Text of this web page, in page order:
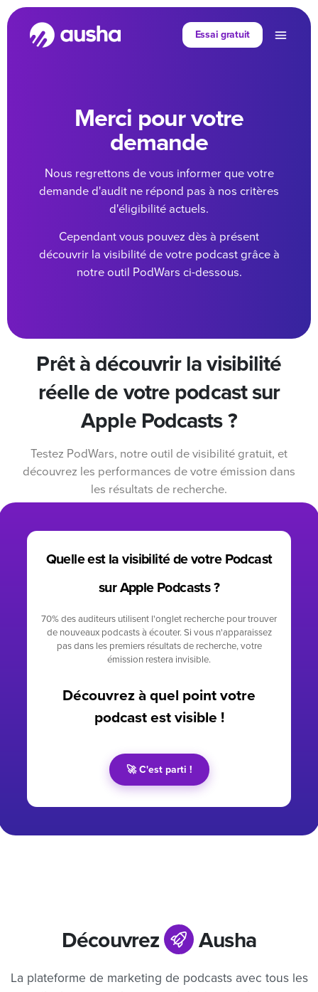
Essai gratuit
Merci pour votre
demande
Nous regrettons de vous informer que votre
demande d'audit ne répond pas à nos critères
d'éligibilité actuels.
Cependant vous pouvez dès à présent
découvrir la visibilité de votre podcast grâce à
notre outil PodWars ci-dessous.
Prêt à découvrir la visibilité
réelle de votre podcast sur
Apple Podcasts ?
Testez PodWars, notre outil de visibilité gratuit, et
découvrez les performances de votre émission dans
les résultats de recherche.
Quelle est la visibilité de votre Podcast
sur Apple Podcasts ?
70% des auditeurs utilisent l'onglet recherche pour trouver
de nouveaux podcasts à écouter. Si vous n'apparaissez
pas dans les premiers résultats de recherche, votre
émission restera invisible.
Découvrez à quel point votre
podcast est visible !
🚀 C'est parti !
Découvrez Ausha
La plateforme de marketing de podcasts avec tous les